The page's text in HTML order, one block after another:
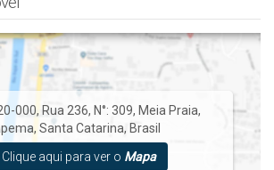
000, Rua 236, N°: 309, Meia Praia,
,Santa Catarina, Brasil
aqui para ver o Mapa